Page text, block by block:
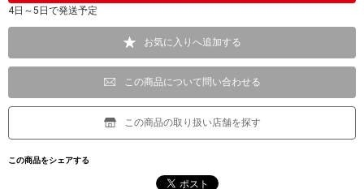
4日～5日で発送予定
お気に入りへ追加する
この商品について問い合わせる
この商品の取り扱い店舗を探す
この商品をシェアする